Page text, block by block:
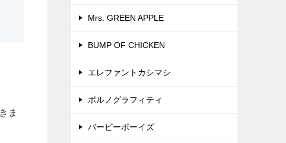
ま
Mrs. GREEN APPLE
BUMP OF CHICKEN
エレファントカシマシ
ポルノグラフィティ
バービーボーイズ